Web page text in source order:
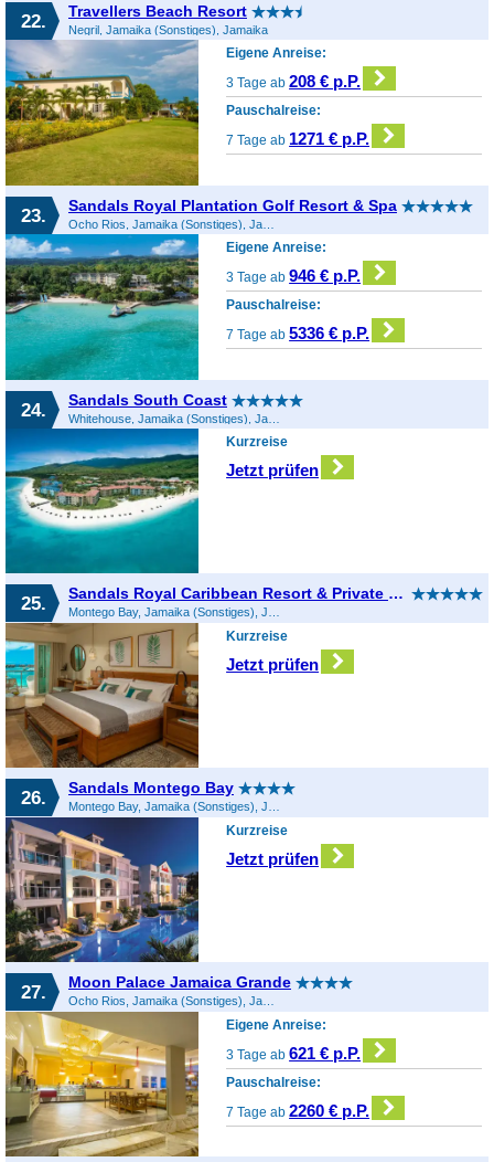
22. Travellers Beach Resort
Negril, Jamaika (Sonstiges), Jamaika
Eigene Anreise:
3 Tage ab208 € p.P.
Pauschalreise:
7 Tage ab 1271 € p.P.
23. Sandals Royal Plantation Golf Resort & Spa
Ocho Rios, Jamaika (Sonstiges), Jamaika
Eigene Anreise:
3 Tage ab946 € p.P.
Pauschalreise:
7 Tage ab5336 € p.P.
24. Sandals South Coast
Whitehouse, Jamaika (Sonstiges), Jamaika
Kurzreise
Jetzt prüfen
25. Sandals Royal Caribbean Resort & Private Island
Montego Bay, Jamaika (Sonstiges), Jamaika
Kurzreise
Jetzt prüfen
26. Sandals Montego Bay
Kurzreise
Jetzt prüfen
27. Moon Palace Jamaica Grande
Ocho Rios, Jamaika (Sonstiges), Jamaika
Eigene Anreise:
3 Tage ab621 € p.P.
Pauschalreise:
7 Tage ab2260 € p.P.